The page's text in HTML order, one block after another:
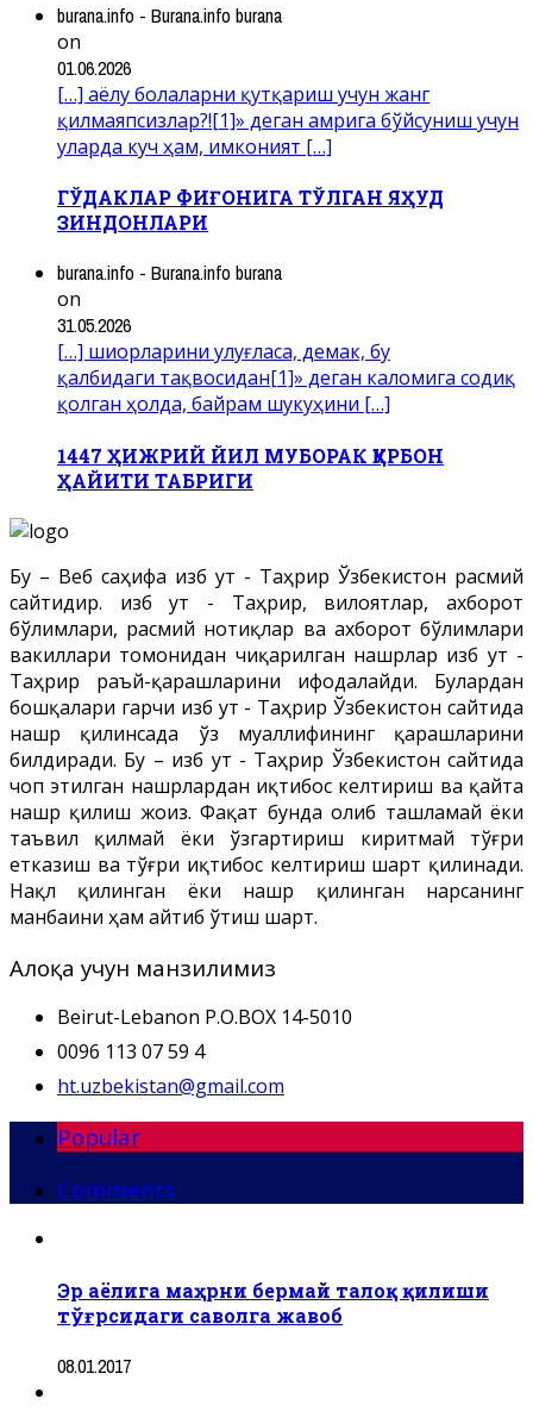
burana.info - Burana.info burana
on
01.06.2026
[…] аёлу болаларни қутқариш учун жанг
қилмаяпсизлар?![1]» деган амрига бўйсуниш учун
уларда куч ҳам, имконият […]
ГЎДАКЛАР ФИҒОНИГА ТЎЛГАН ЯҲУД
ЗИНДОНЛАРИ
burana.info - Burana.info burana
on
31.05.2026
[…] шиорларини улуғласа, демак, бу
қалбидаги тақвосидан[1]» деган каломига содиқ
қолган ҳолда, байрам шукуҳини […]
1447 ҲИЖРИЙ ЙИЛ МУБОРАК ҚУРБОН
ҲАЙИТИ ТАБРИГИ
Бу – Веб саҳифа Ҳизб ут - Таҳрир Ўзбекистон расмий
сайтидир. Ҳизб ут - Таҳрир, вилоятлар, ахборот
бўлимлари, расмий нотиқлар ва ахборот бўлимлари
вакиллари томонидан чиқарилган нашрлар Ҳизб ут -
Таҳрир раъй-қарашларини ифодалайди. Булардан
бошқалари гарчи Ҳизб ут - Таҳрир Ўзбекистон сайтида
нашр қилинсада ўз муаллифининг қарашларини
билдиради. Бу – Ҳизб ут - Таҳрир Ўзбекистон сайтида
чоп этилган нашрлардан иқтибос келтириш ва қайта
нашр қилиш жоиз. Фақат бунда олиб ташламай ёки
таъвил қилмай ёки ўзгартириш киритмай тўғри
етказиш ва тўғри иқтибос келтириш шарт қилинади.
Нақл қилинган ёки нашр қилинган нарсанинг
манбаини ҳам айтиб ўтиш шарт.
Алоқа учун манзилимиз
Beirut-Lebanon P.O.BOX 14-5010
0096 113 07 59 4
ht.uzbekistan@gmail.com
Popular
Comments
Эр аёлига маҳрни бермай талоқ қилиши
тўғрсидаги саволга жавоб
08.01.2017